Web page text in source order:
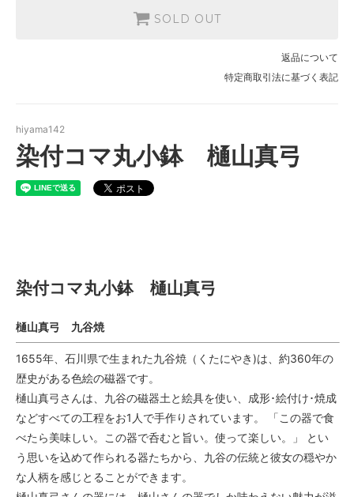
SOLD OUT
返品について
特定商取引法に基づく表記
hiyama142
染付コマ丸小鉢 樋山真弓
染付コマ丸小鉢 樋山真弓
樋山真弓 九谷焼
1655年、石川県で生まれた九谷焼（くたにやき)は、約360年の
歴史がある色絵の磁器です。
樋山真弓さんは、九谷の磁器土と絵具を使い、成形･絵付け･焼成
などすべての工程をお1人で手作りされています。 「この器で食
べたら美味しい。この器で呑むと旨い。使って楽しい。」 とい
う思いを込めて作られる器たちから、九谷の伝統と彼女の穏やか
な人柄を感じとることができます。